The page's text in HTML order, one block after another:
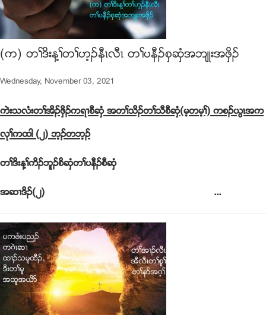
(က) တႈဒိးန႔ႈတႈဟ့ဥနီၚလီၚ တႈပနီဥစွဆွံအဘ်ဳးအဖွိဥ
Wednesday, November 03, 2021
ကဲးသလံးတႈအိဥဖွိဥကရ႕စီဆွံ အတႈသိဥတႈသီစီဆွံ(မ့တမ့ႈ) ကစဥဎြၚအက
လုႈကထါ (၂) ဘ့ဥတဘ့ဥ
တႈဒိးန႔ႈကိဥဘူဥစိဆွံတႈပနီဥစီဆွံ
အဆ႕ဒိဥ(၂) ...